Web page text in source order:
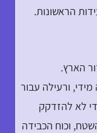
הראשונות.
הארץ.
ורעילה עבור
לא להזדקק
וכוח הכבידה